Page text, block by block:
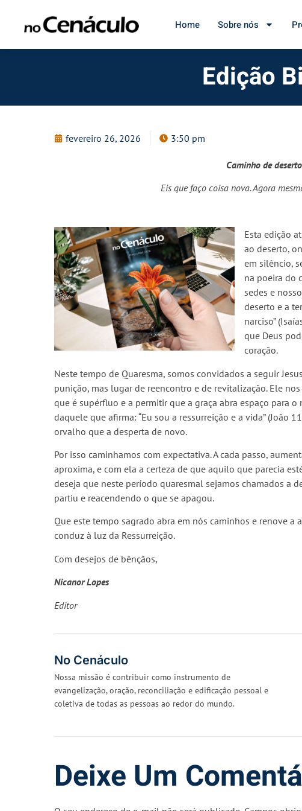
Home Sobre nós
Edição
fevereiro 26, 2026 3:50 pm
Caminho de
Eis que faço coisa nova. Agora
Esta edição
ao deserto,
em silêncio,
na poeira do
sedes e
deserto e a
narciso”
que Deus
coração.
Neste tempo de Quaresma, somos convidados a seguir
punição, mas lugar de reencontro e de revitalização. Ele
que é supérfluo e a permitir que a graça abra espaço para
daquele que afirma: “Eu sou a ressurreição e a vida” (João
orvalho que a desperta de novo.
Por isso caminhamos com expectativa. A cada passo,
aproxima, e com ela a certeza de que aquilo que parecia
deseja que neste período quaresmal sejamos chamados a
partiu e reacendendo o que se apagou.
Que este tempo sagrado abra em nós caminhos e renove
conduz à luz da Ressurreição.
Com desejos de bênçãos,
Nicanor Lopes
Editor
No Cenáculo
Nossa missão é contribuir como instrumento de
evangelização, oração, reconciliação e edificação pessoal e
coletiva de todas as pessoas ao redor do mundo.
Deixe Um